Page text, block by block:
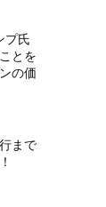
プ氏
とを
の価
まで